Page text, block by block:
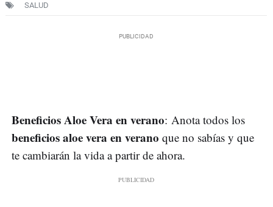
SALUD
Beneficios Aloe Vera en verano: Anota todos los
beneficios aloe vera en verano que no sabías y que
te cambiarán la vida a partir de ahora.